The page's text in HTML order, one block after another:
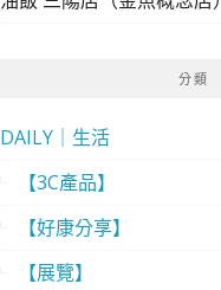
分類
DAILY｜生活
【3C產品】
【好康分享】
【展覽】